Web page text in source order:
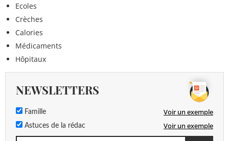
Ecoles
Crèches
Calories
Médicaments
Hôpitaux
NEWSLETTERS
Famille Voir un exemple
Astuces de la rédac Voir un exemple